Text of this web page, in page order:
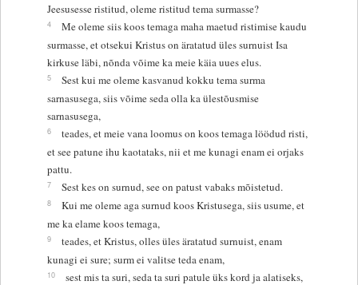
Jeesusesse ristitud, oleme ristitud tema surmasse?
4
Me oleme siis koos temaga maha maetud ristimise kaudu
surmasse, et otsekui Kristus on äratatud üles surnuist Isa
kirkuse läbi, nõnda võime ka meie käia uues elus.
5
Sest kui me oleme kasvanud kokku tema surma
sarnasusega, siis võime seda olla ka ülestõusmise
sarnasusega,
6
teades, et meie vana loomus on koos temaga löödud risti,
et see patune ihu kaotataks, nii et me kunagi enam ei orjaks
pattu.
7 Sest kes on surnud, see on patust vabaks mõistetud.
8
Kui me oleme aga surnud koos Kristusega, siis usume, et
me ka elame koos temaga,
9
teades, et Kristus, olles üles äratatud surnuist, enam
kunagi ei sure; surm ei valitse teda enam,
10
sest mis ta suri, seda ta suri patule üks kord ja alatiseks,